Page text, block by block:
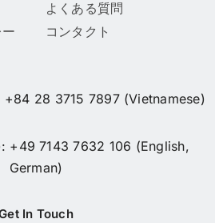
よくある質問
コンタクト
In Touch
28 3715 7897 (Vietnamese)
+49 7143 7632 106 (English,
German)